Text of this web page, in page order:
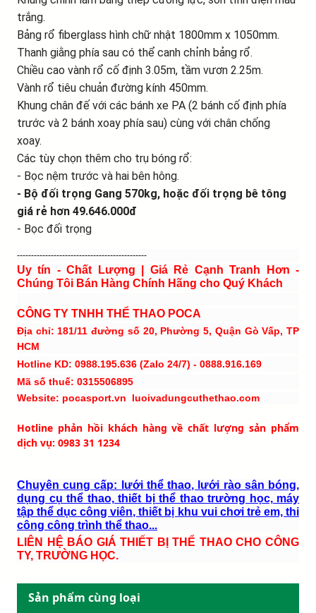
trắng.
Bảng rổ fiberglass hình chữ nhật 1800mm x 1050mm.
Thanh giằng phía sau có thể canh chỉnh bảng rổ.
Chiều cao vành rổ cố định 3.05m, tầm vươn 2.25m.
Vành rổ tiêu chuản đường kính 450mm.
Khung chân đế với các bánh xe PA (2 bánh cố định phía
trước và 2 bánh xoay phía sau) cùng với chân chống
xoay.
Các tùy chọn thêm cho trụ bóng rổ:
- Bọc nệm trước và hai bên hông.
- Bộ đối trọng Gang 570kg, hoặc đối trọng bê tông
giá rẻ hơn 49.646.000đ
- Bọc đối trọng
----------------------------------------------
Uy tín - Chất Lượng | Giá Rẻ Cạnh Tranh Hơn -
Chúng Tôi Bán Hàng Chính Hãng cho Quý Khách
CÔNG TY TNHH THỂ THAO POCA
Địa chỉ: 181/11 đường số 20, Phường 5, Quận Gò Vấp, TP
HCM
Hotline KD: 0988.195.636 (Zalo 24/7) - 0888.916.169
Mã số thuế: 0315506895
Website: pocasport.vn luoivadungcuthethao.com
Hotline phản hồi khách hàng về chất lượng sản phẩm
dịch vụ: 0983 31 1234
Chuyên cung cấp: lưới thể thao, lưới rào sân bóng,
dụng cụ thể thao, thiết bị thể thao trường học, máy
tập thể dục công viên, thiết bị khu vui chơi trẻ em, thi
công công trình thể thao...
LIÊN HỆ BÁO GIÁ THIẾT BỊ THỂ THAO CHO CÔNG
TY, TRƯỜNG HỌC.
Sản phẩm cùng loại